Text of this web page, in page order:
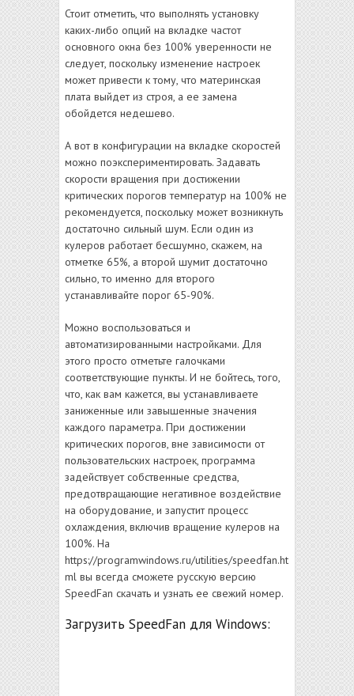
Стоит отметить, что выполнять установку
каких-либо опций на вкладке частот
основного окна без 100% уверенности не
следует, поскольку изменение настроек
может привести к тому, что материнская
плата выйдет из строя, а ее замена
обойдется недешево.
А вот в конфигурации на вкладке скоростей
можно поэкспериментировать. Задавать
скорости вращения при достижении
критических порогов температур на 100% не
рекомендуется, поскольку может возникнуть
достаточно сильный шум. Если один из
кулеров работает бесшумно, скажем, на
отметке 65%, а второй шумит достаточно
сильно, то именно для второго
устанавливайте порог 65-90%.
Можно воспользоваться и
автоматизированными настройками. Для
этого просто отметьте галочками
соответствующие пункты. И не бойтесь, того,
что, как вам кажется, вы устанавливаете
заниженные или завышенные значения
каждого параметра. При достижении
критических порогов, вне зависимости от
пользовательских настроек, программа
задействует собственные средства,
предотвращающие негативное воздействие
на оборудование, и запустит процесс
охлаждения, включив вращение кулеров на
100%. На
https://programwindows.ru/utilities/speedfan.ht
ml вы всегда сможете русскую версию
SpeedFan скачать и узнать ее свежий номер.
Загрузить SpeedFan для Windows: